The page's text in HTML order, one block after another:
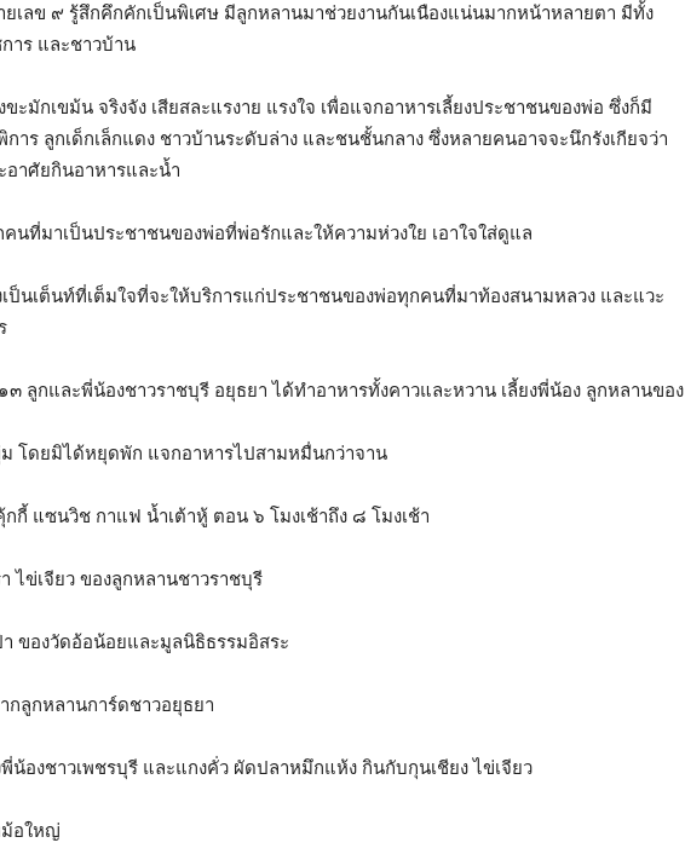
เลข ๙ รู้สึกคึกคักเป็นพิเศษ มีลูกหลานมาช่วยงานกันเนืองแน่นมากหน้าหลายตา มีทั้ง
าร และชาวบ้าน
ะมักเขม้น จริงจัง เสียสละแรงาย แรงใจ เพื่อแจกอาหารเลี้ยงประชาชนของพ่อ ซึ่งก็มี
าร ลูกเด็กเล็กแดง ชาวบ้านระดับล่าง และชนชั้นกลาง ซึ่งหลายคนอาจจะนึกรังเกียจว่า
อาศัยกินอาหารและน้ำ
นที่มาเป็นประชาชนของพ่อที่พ่อรักและให้ความห่วงใย เอาใจใส่ดูแล
ป็นเต็นท์ที่เต็มใจที่จะให้บริการแก่ประชาชนของพ่อทุกคนที่มาท้องสนามหลวง และแวะ
ลูกและพี่น้องชาวราชบุรี อยุธยา ได้ทำอาหารทั้งคาวและหวาน เลี้ยงพี่น้อง ลูกหลานของ
ม โดยมิได้หยุดพัก แจกอาหารไปสามหมื่นกว่าจาน
กกี้ แซนวิช กาแฟ น้ำเต้าหู้ ตอน ๖ โมงเช้าถึง ๘ โมงเช้า
ไข่เจียว ของลูกหลานชาวราชบุรี
ของวัดอ้อน้อยและมูลนิธิธรรมอิสระ
กลูกหลานการ์ดชาวอยุธยา
องชาวเพชรบุรี และแกงคั่ว ผัดปลาหมึกแห้ง กินกับกุนเชียง ไข่เจียว
อใหญ่